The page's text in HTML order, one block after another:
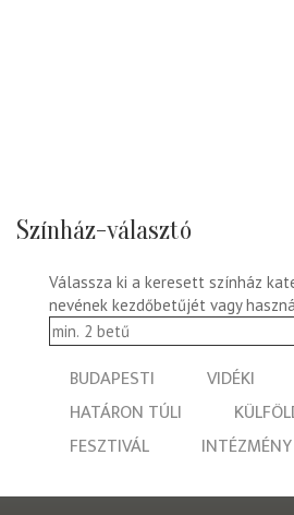
Színház-választó
Válassza ki a keresett színház
nevének kezdőbetűjét vagy
BUDAPESTI VIDÉKI
HATÁRON TÚLI
FESZTIVÁL
INTÉZMÉNY